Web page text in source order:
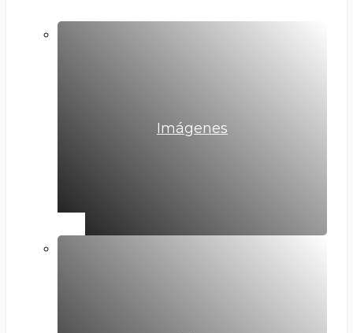
Imágenes